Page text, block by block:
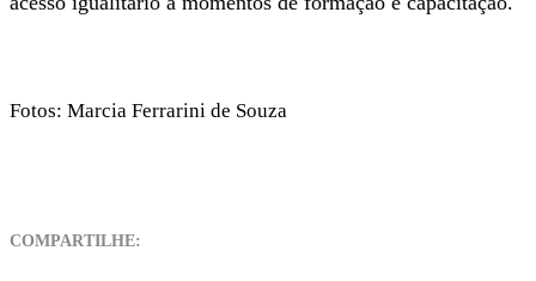
Fotos: Marcia Ferrarini de Souza
COMPARTILHE: